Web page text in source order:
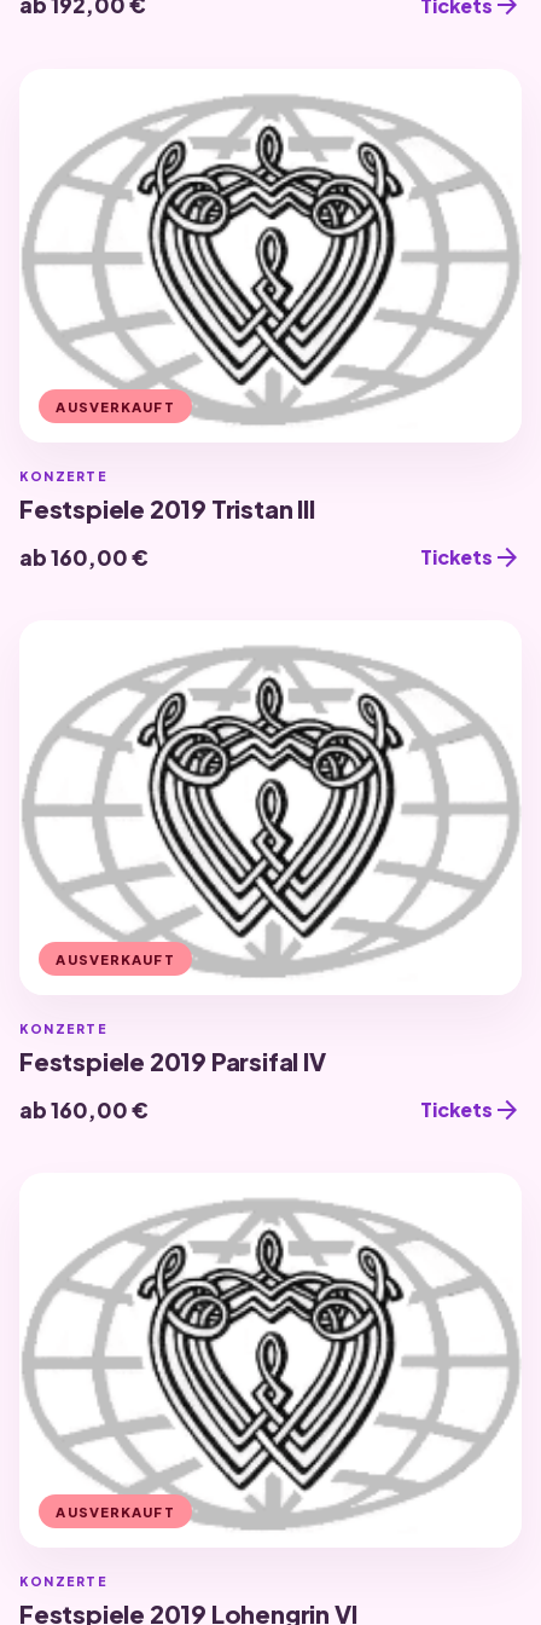
AUSVERKAUFT
KONZERTE
Festspiele 2019 Tristan III
ab 160,00 € Tickets arrow_forward
AUSVERKAUFT
KONZERTE
Festspiele 2019 Parsifal IV
ab 160,00 € Tickets arrow_forward
AUSVERKAUFT
KONZERTE
Festspiele 2019 Lohengrin VI